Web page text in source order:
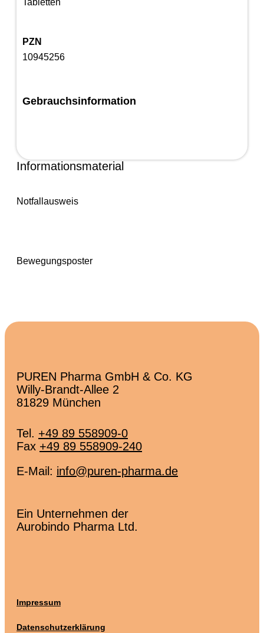
Tabletten
PZN
10945256
Gebrauchsinformation
Informationsmaterial
Notfallausweis
Bewegungsposter
PUREN Pharma GmbH & Co. KG
Willy-Brandt-Allee 2
81829 München
Tel. +49 89 558909-0
Fax +49 89 558909-240
E-Mail: info@puren-pharma.de
Ein Unternehmen der
Aurobindo Pharma Ltd.
Impressum
Datenschutzerklärung